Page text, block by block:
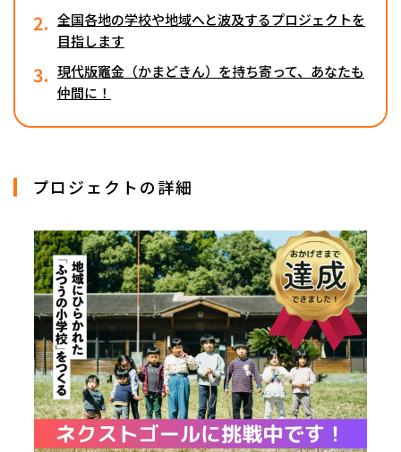
2. 全国各地の学校や地域へと波及するプロジェクトを
目指します
3. 現代版竈金（かまどきん）を持ち寄って、あなたも
仲間に！
プロジェクトの詳細